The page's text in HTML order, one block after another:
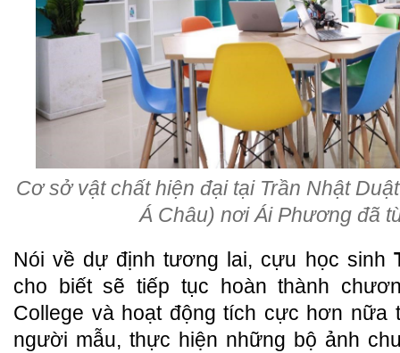
Cơ sở vật chất hiện đại tại Trần Nhật
Á Châu) nơi Ái Phương đã
Nói về dự định tương lai, cựu học sinh
cho biết sẽ tiếp tục hoàn thành
College và hoạt động tích cực hơn nữa
người mẫu, thực hiện những bộ ảnh